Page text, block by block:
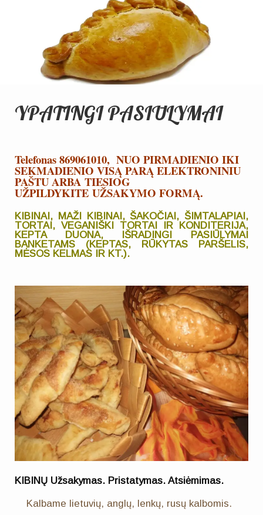
YPATINGI PASIŪLYMAI
Telefonas 869061010, NUO PIRMADIENIO IKI
SEKMADIENIO VISĄ PARĄ ELEKTRONINIU
PAŠTU ARBA TIESIOG
UŽPILDYKITE UŽSAKYMO FORMĄ.
KIBINAI, MAŽI KIBINAI, ŠAKOČIAI, ŠIMTALAPIAI,
TORTAI, VEGANIŠKI TORTAI IR KONDITERIJA,
KEPTA DUONA, IŠRADINGI PASIŪLYMAI
BANKETAMS (KEPTAS, RŪKYTAS PARŠELIS,
MĖSOS KELMAS IR KT.).
KIBINŲ Užsakymas. Pristatymas. Atsiėmimas.
Kalbame lietuvių, anglų, lenkų, rusų kalbomis.